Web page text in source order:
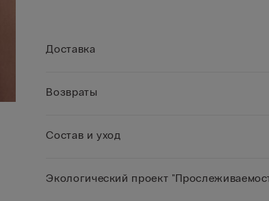
Доставка
Возвраты
Состав и уход
Экологический проект